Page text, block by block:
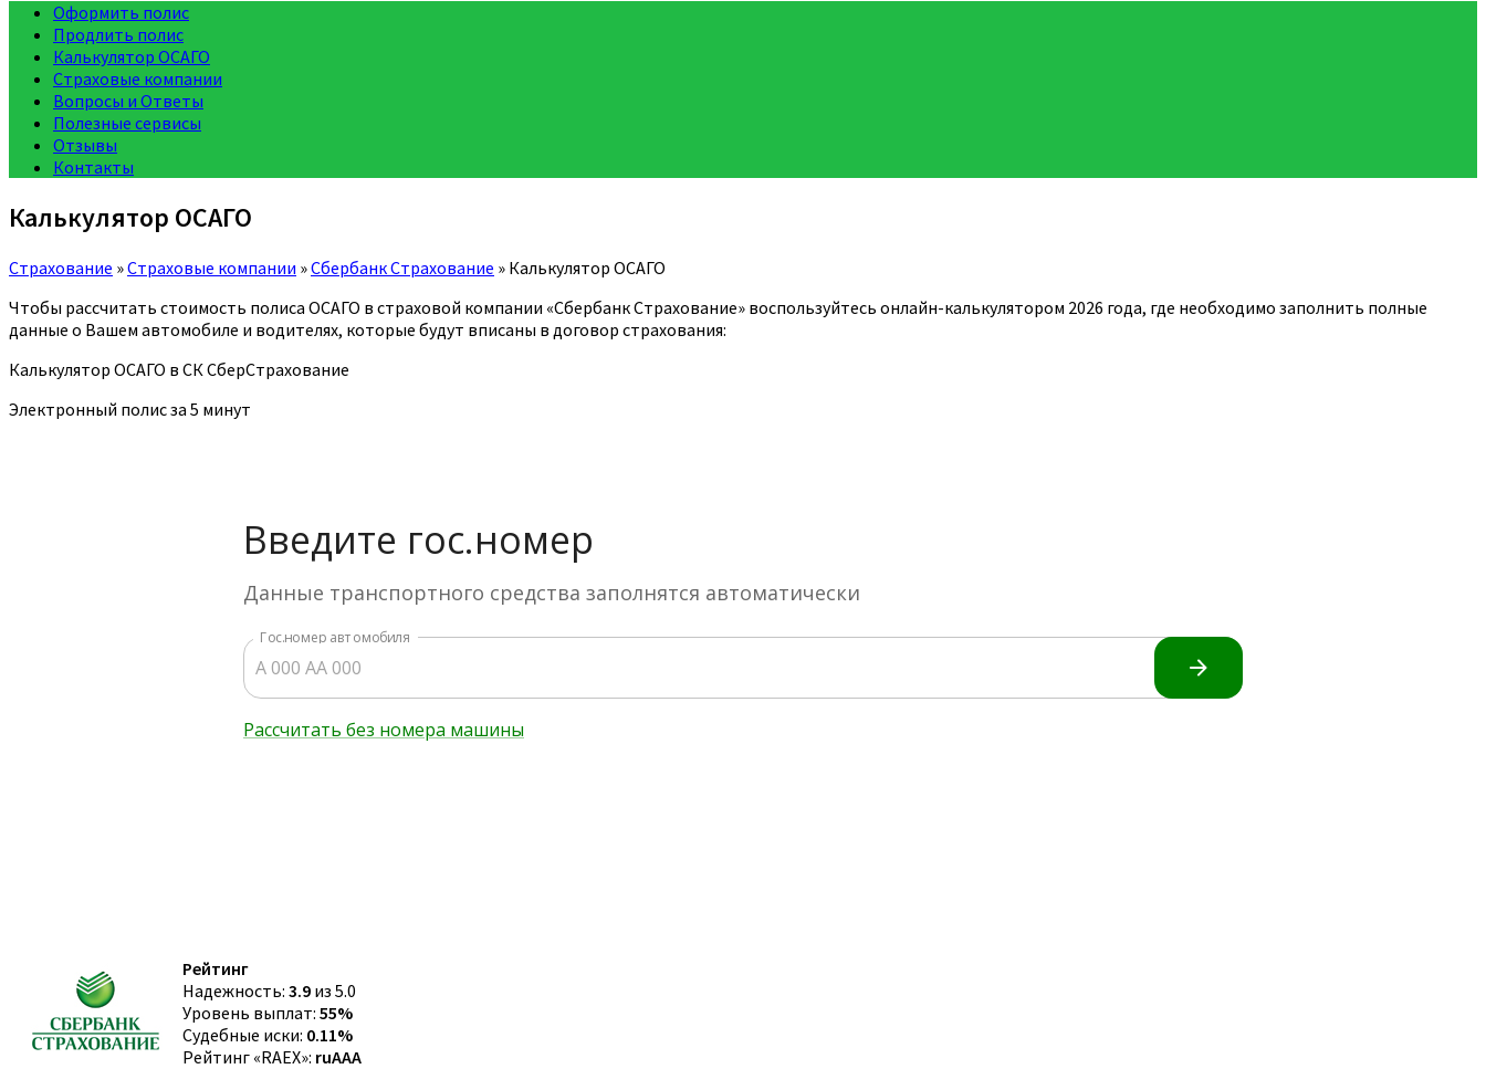
Оформить полис
Продлить полис
Калькулятор ОСАГО
Страховые компании
Вопросы и Ответы
Полезные сервисы
Отзывы
Контакты
Калькулятор ОСАГО
Страхование »Страховые компании »Сбербанк Страхование » Калькулятор ОСАГО
Чтобы рассчитать стоимость полиса ОСАГО в страховой компании «Сбербанк Страхование» воспользуйтесь онлайн-калькулятором 2026 года, где необходимо заполнить полные
данные о Вашем автомобиле и водителях, которые будут вписаны в договор страхования:
Калькулятор ОСАГО в СК СберСтрахование
Электронный полис за 5 минут
Рейтинг
Надежность: 3.9 из 5.0
Уровень выплат: 55%
Судебные иски: 0.11%
Рейтинг «RAEX»: ruAAA